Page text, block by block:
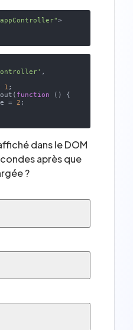
>
,
1 ;
function ( ) {
=
2 ;
dans le DOM
après que
?